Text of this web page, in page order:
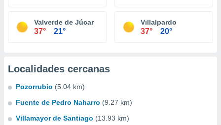
Valverde de Júcar
37° 21°
Villalpardo
37° 20°
Localidades cercanas
Pozorrubio (5.04 km)
Fuente de Pedro Naharro (9.27 km)
Villamayor de Santiago (13.93 km)